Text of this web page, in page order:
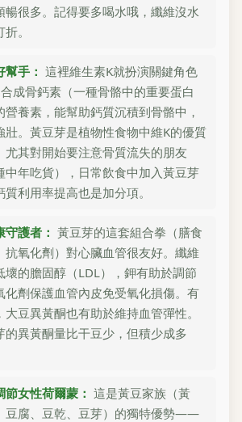
暢很多。記得要多喝水哦，纖維沒水
。
手： 這裡維生素K就扮演關鍵角色
成骨鈣素（一種骨骼中的重要蛋白
營養素，能幫助鈣質沉積到骨骼中，
壯。黃豆芽是植物性食物中維K的優質
尤其對開始要注意骨質流失的朋友
中年吃貨），日常飲食中加入黃豆芽
利用率提高也是加分項。
護者： 黃豆芽的這套組合拳（膳食
抗氧化劑）對心臟血管很友好。纖維
壞的膽固醇（LDL），鉀有助於調節
化劑保護血管內皮免受氧化損傷。有
豆異黃酮也有助於維持血管彈性。
的異黃酮量比干豆少，但積少成多
女性荷爾蒙： 這是黃豆家族（黃
豆腐、豆乾、豆芽）的獨特優勢——